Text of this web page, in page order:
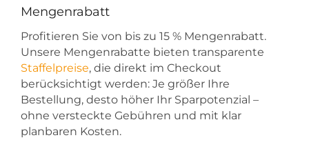
Mengenrabatt
Profitieren Sie von bis zu 15 % Mengenrabatt.
Unsere Mengenrabatte bieten transparente
Staffelpreise, die direkt im Checkout
berücksichtigt werden: Je größer Ihre
Bestellung, desto höher Ihr Sparpotenzial –
ohne versteckte Gebühren und mit klar
planbaren Kosten.